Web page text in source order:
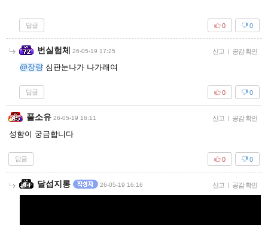
답글 0
0
번실험체 26-05-19 17:25 신고 공감 확인
@장량 심판눈나가 나가래여
답글 0
0
풀소유 26-05-19 16:11 신고 공감 확인
성함이 궁금합니다
답글 0
0
달섭지롱 26-05-19 16:16 신고 공감 확인